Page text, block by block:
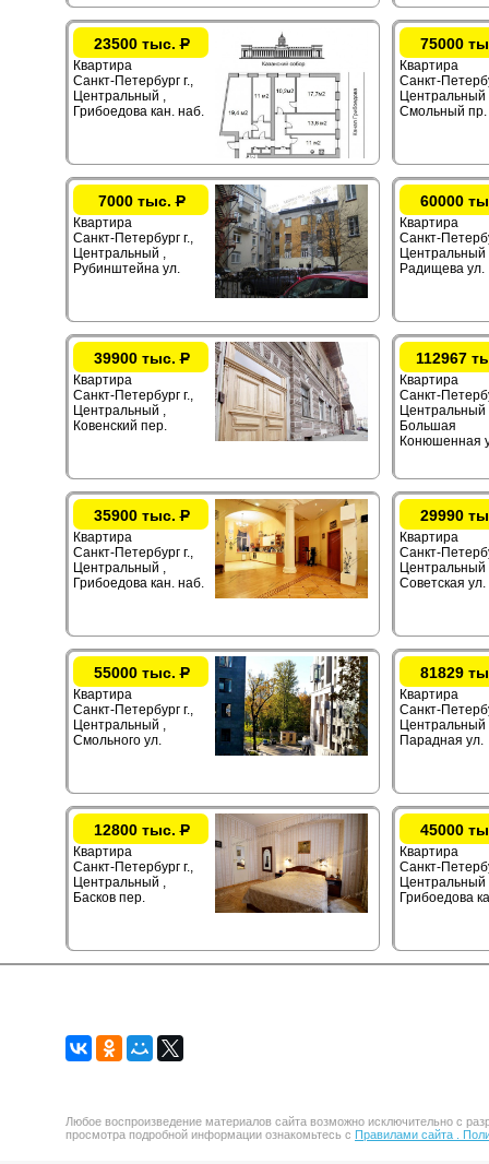
23500 тыс.Р
Квартира
Санкт-Петербург г.,
Центральный ,
Грибоедова кан. наб.
75000
Квартира
Санкт-
Центральный
Смольный пр.
7000 тыс.Р
Квартира
Санкт-Петербург г.,
Центральный ,
Рубинштейна ул.
60000
Квартира
Санкт-
Центральный
Радищева ул.
39900 тыс.Р
Квартира
Санкт-Петербург г.,
Центральный ,
Ковенский пер.
112967
Квартира
Санкт-
Центральный
Большая
Конюшенная
35900 тыс.Р
Квартира
Санкт-Петербург г.,
Центральный ,
Грибоедова кан. наб.
29990
Квартира
Санкт-
Центральный
Советская ул.
55000 тыс.Р
Квартира
Санкт-Петербург г.,
Центральный ,
Смольного ул.
81829
Квартира
Санкт-
Центральный
Парадная ул.
12800 тыс.Р
Квартира
Санкт-Петербург г.,
Центральный ,
Басков пер.
45000
Квартира
Санкт-
Центральный
Грибоедова
Любое воспроизведение материалов сайта возможно исключительно с
просмотра подробной информации ознакомьтесь с Правилами сайта .